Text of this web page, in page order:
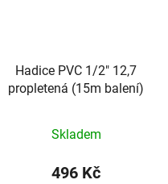
Hadice PVC 1/2" 12,7
propletená (15m balení)
Skladem
496 Kč